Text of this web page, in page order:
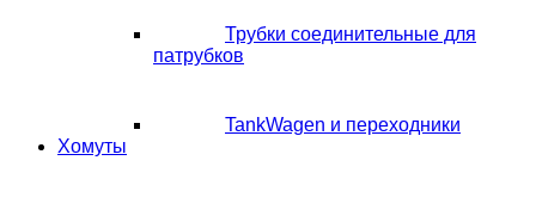
Трубки соединительные для
патрубков
TankWagen и переходники
Хомуты